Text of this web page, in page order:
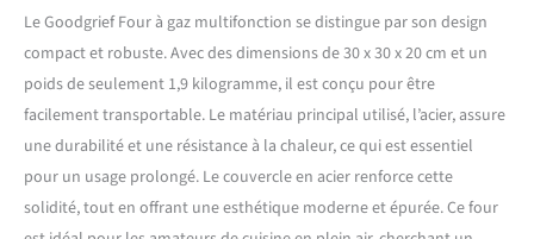
Chauffage à 360 degrés :
méthode de cuisson par
convection où les aliments
sont cuits par l'air chaud
tournant à l'intérieur. Cela
permet de gagner du temps,
et les aliments sont cuits
dans toutes les directions -
Revêtement net avec un
Le Goodgrief Four à gaz multifonction se distingue par son design
compact et robuste. Avec des dimensions de 30 x 30 x 20 cm et un
poids de seulement 1,9 kilogramme, il est conçu pour être
facilement transportable. Le matériau principal utilisé, l’acier, assure
une durabilité et une résistance à la chaleur, ce qui est essentiel
pour un usage prolongé. Le couvercle en acier renforce cette
solidité, tout en offrant une esthétique moderne et épurée. Ce four